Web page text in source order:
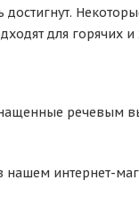
достигнут.
для горячих
речевым
интернет-